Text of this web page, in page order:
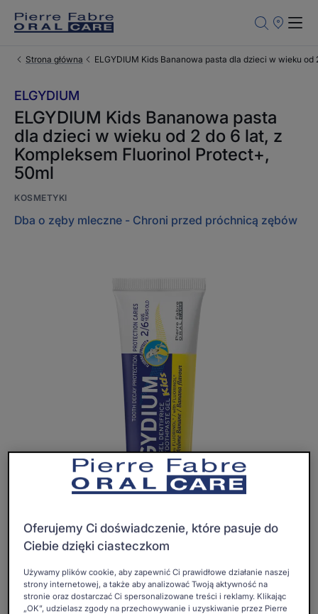
Punkty
Strona główna ELGYDIUM Kids Bananowa pasta dla dzieci w wieku
ELGYDIUM
ELGYDIUM Kids Bananowa pasta
dla dzieci w wieku od 2 do 6 lat, z
Kompleksem Fluorinol Protect+,
50ml
KOSMETYKI
Dba o zęby mleczne - Chroni przed próchnicą zębów
Pasta do zębów ELGYDIUM Kids o smaku bananowym
dla dzieci w wieku od 2 do 6 lat. Dzięki nowej formule z
kompleksem Fluorinol® Protect+™, działa jak tarcza
Oferujemy Ci doświadczenie, które pasuje do
Ciebie dzięki ciasteczkom
Używamy plików cookie, aby zapewnić Ci prawidłowe działanie naszej
strony internetowej, a także aby analizować Twoją aktywność na
stronie oraz dostarczać Ci spersonalizowane treści i reklamy. Klikając
„OK”, udzielasz zgody na przechowywanie i uzyskiwanie przez Pierre